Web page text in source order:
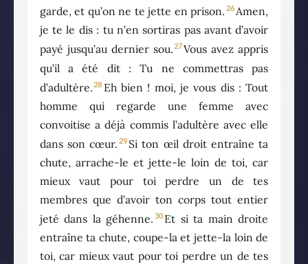
garde, et qu’on ne te jette en prison. 26Amen,
je te le dis : tu n’en sortiras pas avant d’avoir
payé jusqu’au dernier sou.27Vous avez appris
qu’il a été dit : Tu ne commettras pas
d’adultère.28 Eh bien ! moi, je vous dis : Tout
homme qui regarde une femme avec
convoitise a déjà commis l’adultère avec elle
dans son cœur. 29 Si ton œil droit entraîne ta
chute, arrache-le et jette-le loin de toi, car
mieux vaut pour toi perdre un de tes
membres que d’avoir ton corps tout entier
jeté dans la géhenne. 30 Et si ta main droite
entraîne ta chute, coupe-la et jette-la loin de
toi, car mieux vaut pour toi perdre un de tes